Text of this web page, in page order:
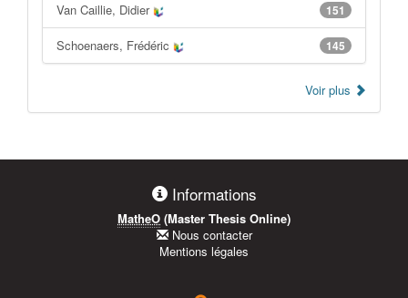
151
Van Caillie, Didier
145
Schoenaers, Frédéric
Voir plus
Informations
MatheO (Master Thesis Online)
Nous contacter
Mentions légales